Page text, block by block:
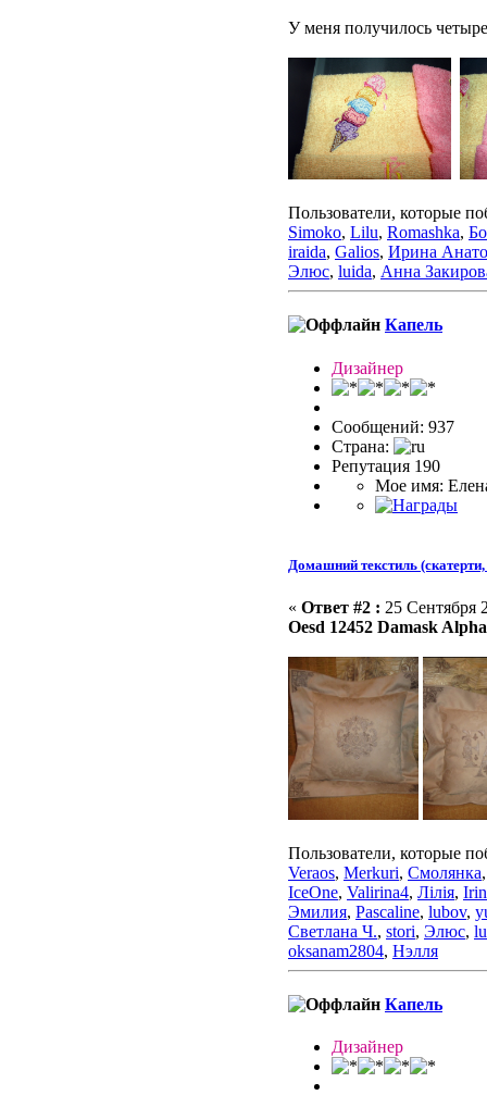
У меня получилось
Пользователи, которые
Simoko, Lilu, Romashka,
iraida, Galios, Ирина
Элюс, luida, Анна
Капель
Дизайнер
Сообщений: 937
Страна:
Репутация 190
Мое имя:
Домашний текстиль
« Ответ #2 : 25 Сентября
Oesd 12452 Damask
Пользователи, которые
Veraos, Merkuri, Смолянка
IceOne, Valirina4, Лілія,
Эмилия, Pascaline, lubov,
Светлана Ч., stori, Элюс,
oksanam2804, Нэлля
Капель
Дизайнер